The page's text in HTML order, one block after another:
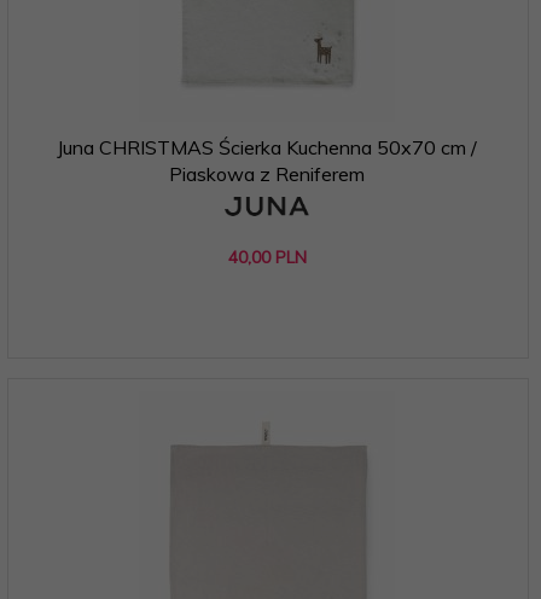
Juna CHRISTMAS Ścierka Kuchenna 50x70 cm /
Piaskowa z Reniferem
40,00 PLN